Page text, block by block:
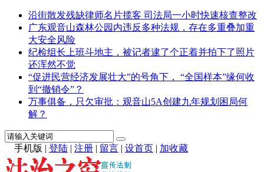
沿街散发残缺律师名片揽客 司法局一小时快速核查整改
广东观音山森林公园内违反多种法规，存在多重叠加重
大安全风险
纪检组长上班斗地主，被记者逮了个正着并拍下了照片
还浑然不觉
“促进民营经济发展壮大”的号角下， “全国样本”缘何收
到“撤销令”？
万事俱备，只欠审批：观音山5A创建九年规划困局何
解？
手机版 | 登陆 | 注册 | 留言 | 设首页 | 加收藏